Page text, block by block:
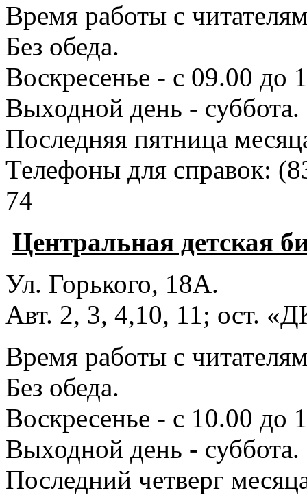
Время работы с
Без обеда.
Воскресенье - с 09.00 до
Выходной день - суббота.
Последняя пятница
Телефоны для справок:
74
Центральная детская
Ул. Горького, 18А.
Авт. 2, 3, 4,10, 11; ост.
Время работы с
Без обеда.
Воскресенье - с 10.00 до
Выходной день - суббота.
Последний четверг